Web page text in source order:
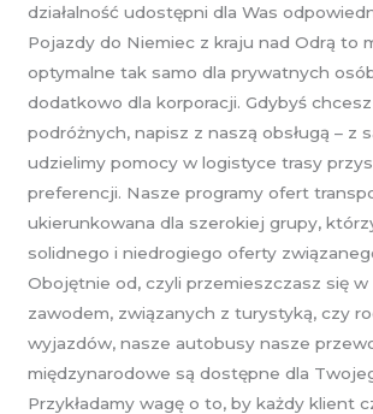
działalność udostępni dla Was
Pojazdy do Niemiec z kraju nad Odrą to
optymalne tak samo dla prywatnych
dodatkowo dla korporacji. Gdybyś
podróżnych, napisz z naszą obsługą – z
udzielimy pomocy w logistyce trasy
preferencji. Nasze programy ofert
ukierunkowana dla szerokiej grupy,
solidnego i niedrogiego oferty
Obojętnie od, czyli przemieszczasz się w
zawodem, związanych z turystyką, czy
wyjazdów, nasze autobusy nasze
międzynarodowe są dostępne dla
Przykładamy wagę o to, by każdy klient